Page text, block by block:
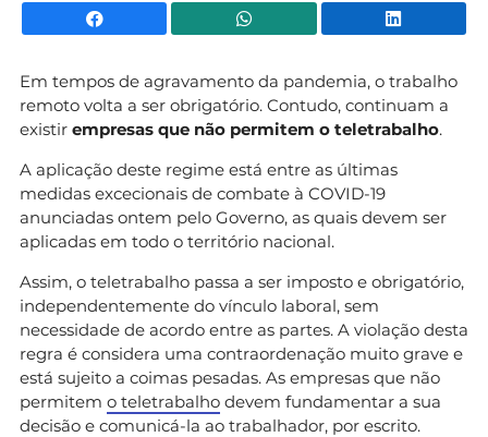
Facebook WhatsApp
Em tempos de agravamento da pandemia, o trabalho
remoto volta a ser obrigatório. Contudo, continuam a
existir empresas que não permitem o teletrabalho.
A aplicação deste regime está entre as últimas
medidas excecionais de combate à COVID-19
anunciadas ontem pelo Governo, as quais devem ser
aplicadas em todo o território nacional.
Assim, o teletrabalho passa a ser imposto e obrigatório,
independentemente do vínculo laboral, sem
necessidade de acordo entre as partes. A violação desta
regra é considera uma contraordenação muito grave e
está sujeito a coimas pesadas. As empresas que não
permitem o teletrabalho devem fundamentar a sua
decisão e comunicá-la ao trabalhador, por escrito.